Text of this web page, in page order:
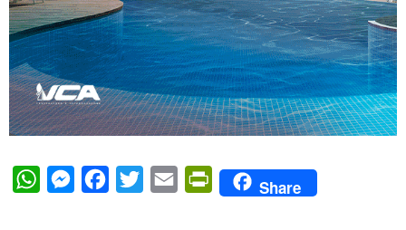
WhatsAppMessengerFacebook
Twitter Email PrintFriendly
Share